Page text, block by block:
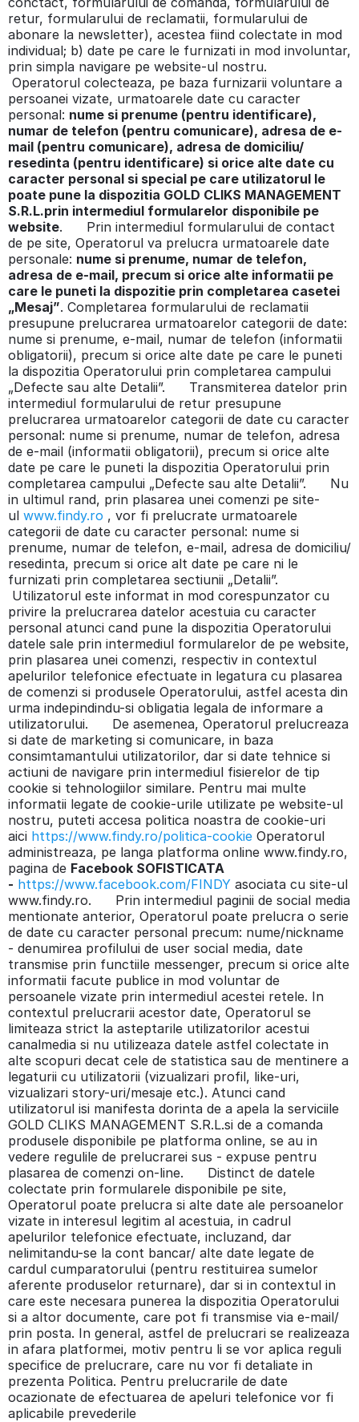
retur, formularului de reclamatii, formularului de
abonare la newsletter), acestea fiind colectate in mod
individual; b) date pe care le furnizati in mod involuntar,
prin simpla navigare pe website-ul nostru.
Operatorul colecteaza, pe baza furnizarii voluntare a
persoanei vizate, urmatoarele date cu caracter
personal: nume si prenume (pentru identificare),
numar de telefon (pentru comunicare), adresa de e-
mail (pentru comunicare), adresa de domiciliu/
resedinta (pentru identificare) si orice alte date cu
caracter personal si special pe care utilizatorul le
poate pune la dispozitia GOLD CLIKS MANAGEMENT
S.R.L.prin intermediul formularelor disponibile pe
website. Prin intermediul formularului de contact
de pe site, Operatorul va prelucra urmatoarele date
personale: nume si prenume, numar de telefon,
adresa de e-mail, precum si orice alte informatii pe
care le puneti la dispozitie prin completarea casetei
„Mesaj”. Completarea formularului de reclamatii
presupune prelucrarea urmatoarelor categorii de date:
nume si prenume, e-mail, numar de telefon (informatii
obligatorii), precum si orice alte date pe care le puneti
la dispozitia Operatorului prin completarea campului
„Defecte sau alte Detalii”. Transmiterea datelor prin
intermediul formularului de retur presupune
prelucrarea urmatoarelor categorii de date cu caracter
personal: nume si prenume, numar de telefon, adresa
de e-mail (informatii obligatorii), precum si orice alte
date pe care le puneti la dispozitia Operatorului prin
completarea campului „Defecte sau alte Detalii”. Nu
in ultimul rand, prin plasarea unei comenzi pe site-
ul www.findy.ro , vor fi prelucrate urmatoarele
categorii de date cu caracter personal: nume si
prenume, numar de telefon, e-mail, adresa de domiciliu/
resedinta, precum si orice alt date pe care ni le
furnizati prin completarea sectiunii „Detalii”.
Utilizatorul este informat in mod corespunzator cu
privire la prelucrarea datelor acestuia cu caracter
personal atunci cand pune la dispozitia Operatorului
datele sale prin intermediul formularelor de pe website,
prin plasarea unei comenzi, respectiv in contextul
apelurilor telefonice efectuate in legatura cu plasarea
de comenzi si produsele Operatorului, astfel acesta din
urma indepindindu-si obligatia legala de informare a
utilizatorului. De asemenea, Operatorul prelucreaza
si date de marketing si comunicare, in baza
consimtamantului utilizatorilor, dar si date tehnice si
actiuni de navigare prin intermediul fisierelor de tip
cookie si tehnologiilor similare. Pentru mai multe
informatii legate de cookie-urile utilizate pe website-ul
nostru, puteti accesa politica noastra de cookie-uri
aici https://www.findy.ro/politica-cookie Operatorul
administreaza, pe langa platforma online www.findy.ro,
pagina de Facebook SOFISTICATA
- https://www.facebook.com/FINDY asociata cu site-ul
www.findy.ro. Prin intermediul paginii de social media
mentionate anterior, Operatorul poate prelucra o serie
de date cu caracter personal precum: nume/nickname
- denumirea profilului de user social media, date
transmise prin functiile messenger, precum si orice alte
informatii facute publice in mod voluntar de
persoanele vizate prin intermediul acestei retele. In
contextul prelucrarii acestor date, Operatorul se
limiteaza strict la asteptarile utilizatorilor acestui
canalmedia si nu utilizeaza datele astfel colectate in
alte scopuri decat cele de statistica sau de mentinere a
legaturii cu utilizatorii (vizualizari profil, like-uri,
vizualizari story-uri/mesaje etc.). Atunci cand
utilizatorul isi manifesta dorinta de a apela la serviciile
GOLD CLIKS MANAGEMENT S.R.L.si de a comanda
produsele disponibile pe platforma online, se au in
vedere regulile de prelucrarei sus - expuse pentru
plasarea de comenzi on-line. Distinct de datele
colectate prin formularele disponibile pe site,
Operatorul poate prelucra si alte date ale persoanelor
vizate in interesul legitim al acestuia, in cadrul
apelurilor telefonice efectuate, incluzand, dar
nelimitandu-se la cont bancar/ alte date legate de
cardul cumparatorului (pentru restituirea sumelor
aferente produselor returnare), dar si in contextul in
care este necesara punerea la dispozitia Operatorului
si a altor documente, care pot fi transmise via e-mail/
prin posta. In general, astfel de prelucrari se realizeaza
in afara platformei, motiv pentru li se vor aplica reguli
specifice de prelucrare, care nu vor fi detaliate in
prezenta Politica. Pentru prelucrarile de date
ocazionate de efectuarea de apeluri telefonice vor fi
aplicabile prevederile